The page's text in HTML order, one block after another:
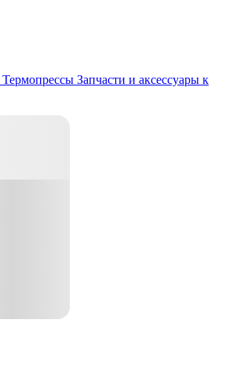
Термопрессы Запчасти и аксессуары к